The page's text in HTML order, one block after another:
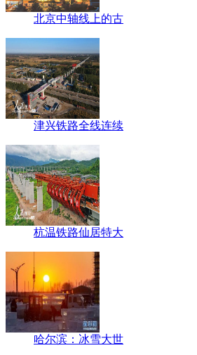
北京中轴线上的古
津兴铁路全线连续
杭温铁路仙居特大
哈尔滨：冰雪大世